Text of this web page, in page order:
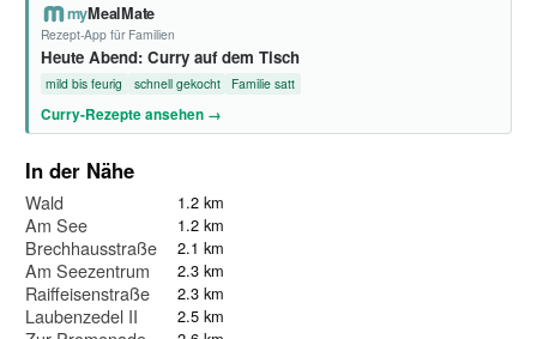
myMealMate
Rezept-App für Familien
Heute Abend: Curry auf dem Tisch
mild bis feurig schnell gekocht Familie satt
Curry-Rezepte ansehen →
In der Nähe
Wald 1.2 km
Am See 1.2 km
Brechhausstraße 2.1 km
Am Seezentrum 2.3 km
Raiffeisenstraße 2.3 km
Laubenzedel II 2.5 km